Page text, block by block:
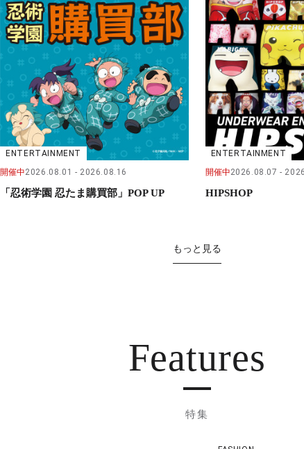
ENTERTAINMENT
開催中2026.08.01 2026.08.16
「忍術学園 忍たま購買部」POP UP
ENTERTAINMENT
開催中2026.08.07
HIPSHOP
もっと見る
Features
特集